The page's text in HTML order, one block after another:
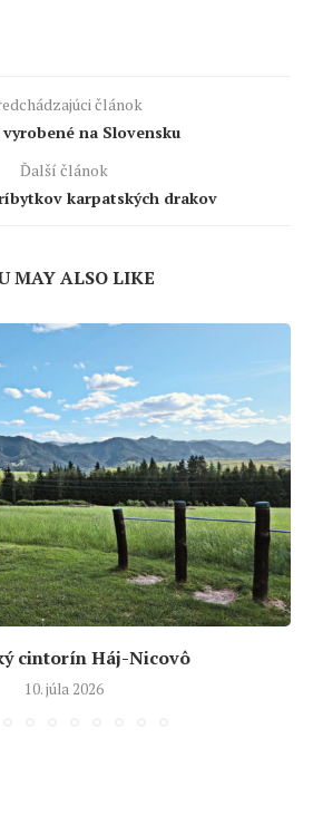
článok
vyrobené na Slovensku
Ďalší článok
karpatských drakov
MAY ALSO LIKE
cintorín Háj-Nicovô
10. júla 2026